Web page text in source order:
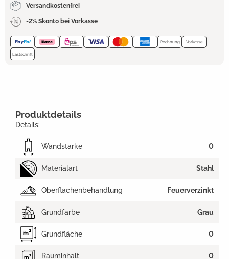
Versandkostenfrei
-2% Skonto bei Vorkasse
Rechnung Vorkasse
Lastschrift
Produktdetails
Details:
Wandstärke 0
Materialart Stahl
Oberflächenbehandlung Feuerverzinkt
Grundfarbe Grau
Grundfläche 0
Rauminhalt 0